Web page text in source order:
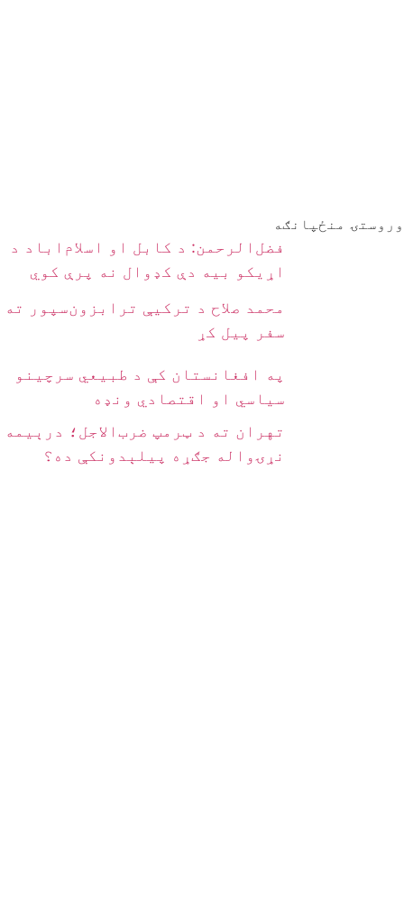
وروستۍ منځپانګه
فضل‌الرحمن: د کابل او اسلام‌اباد د
اړیکو بیه دې کډوال نه پرې کوي
محمد صلاح د ترکیې ترابزون‌سپور ته
سفر پیل کړ
په افغانستان کې د طبیعي سرچینو
سیاسي او اقتصادي ونډه
تهران ته د ټرمپ ضرب‌الاجل؛ درېیمه
نړۍواله جګړه پیلېدونکې ده؟